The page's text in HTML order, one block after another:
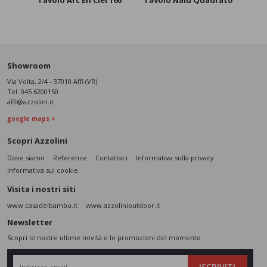
Showroom
Via Volta, 2/4 - 37010 Affi (VR)
Tel: 045 6200150
affi@azzolini.it
google maps >
Scopri Azzolini
Dove siamo Referenze Contattaci
Informativa sulla privacy
Informativa sui cookie
Visita i nostri siti
www.casadelbambu.it www.azzolinioutdoor.it
Newsletter
Scopri le nostre ultime novità e le promozioni del momento